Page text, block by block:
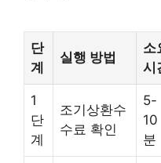
단
계
실행 방법
소
시
1
단
계
조기상환수
수료 확인
5-
10
분